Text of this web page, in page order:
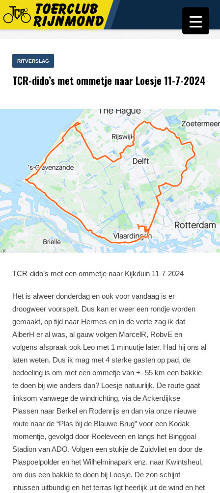
RITVERSLAG
TCR-dido’s met ommetje naar Loesje 11-7-2024
TCR-dido’s met een ommetje naar Kijkduin 11-7-2024
Het is alweer donderdag en ook voor vandaag is er
droogweer voorspelt. Dus kan er weer een rondje worden
gemaakt, op tijd naar Hermes en in de verte zag ik dat
AlberH er al was, al gauw volgen MarcelR, RobvE en
volgens afspraak ook Leo met 1 minuutje later. Had hij ons al
laten weten. Dus ik mag met 4 sterke gasten op pad, de
bedoeling is om met een ommetje van +- 55 km een bakkie
te doen bij wie anders dan? Loesje natuurlijk. De route gaat
linksom vanwege de windrichting, via de Ackerdijkse
Plassen naar Berkel en Rodenrijs en dan via onze nieuwe
route naar de “Plas bij de Blauwe Brug” voor een Kodak
momentje, gevolgd door Roeleveen en langs het Binggoal
Stadion van ADO. Volgen een stukje de Zuidvliet en door de
Plaspoelpolder en het Wilhelminapark enz. naar Kwintsheul,
om dus een bakkie te doen bij Loesje. De zon schijnt
intussen uitbundig en het terras ligt heerlijk uit de wind en het